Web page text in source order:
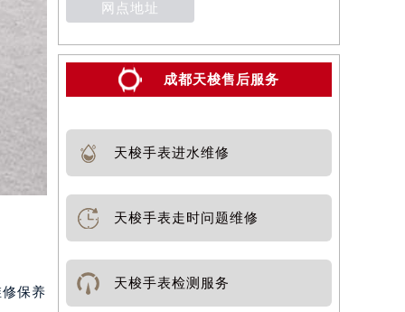
保养
网点地址
成都天梭售后服务
天梭手表进水维修
天梭手表走时问题维修
天梭手表检测服务